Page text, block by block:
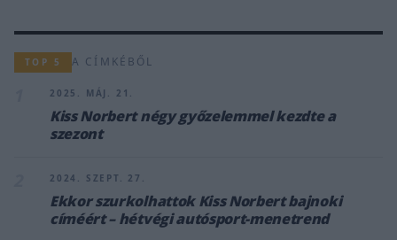
TOP 5 A CÍMKÉBŐL
2025. MÁJ. 21.
Kiss Norbert négy győzelemmel kezdte a
szezont
2024. SZEPT. 27.
Ekkor szurkolhattok Kiss Norbert bajnoki
címéért – hétvégi autósport-menetrend